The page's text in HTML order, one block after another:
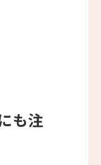
も注